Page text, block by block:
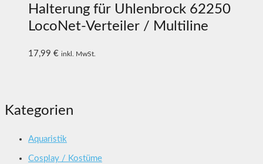
Kategorien
Aquaristik
Cosplay / Kostüme
Halterung für Uhlenbrock 62250
LocoNet-Verteiler / Multiline
17,99 € inkl. MwSt.